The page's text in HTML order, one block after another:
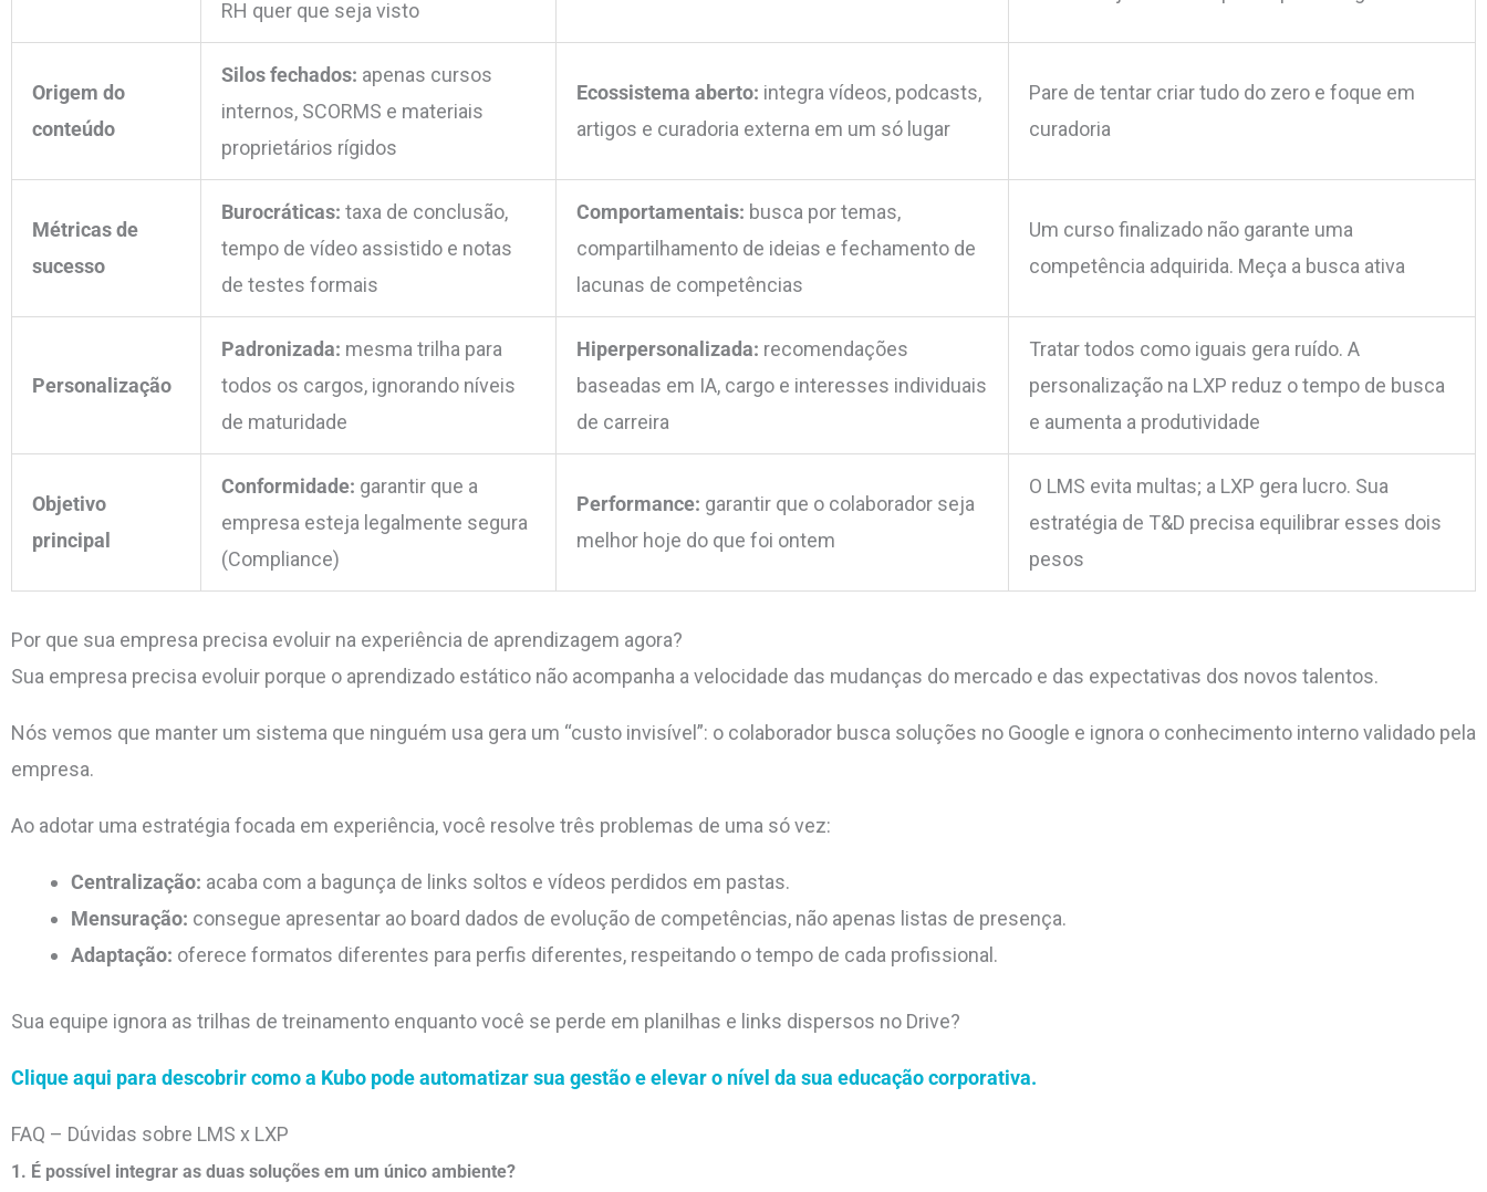
RH quer que seja visto
Origem do
conteúdo
Silos fechados: apenas cursos
internos, SCORMS e materiais
proprietários rígidos
Ecossistema aberto: integra vídeos, podcasts,
artigos e curadoria externa em um só lugar
Pare de tentar criar tudo do zero e foque em
curadoria
Métricas de
sucesso
Burocráticas: taxa de conclusão,
tempo de vídeo assistido e notas
de testes formais
Comportamentais: busca por temas,
compartilhamento de ideias e fechamento de
lacunas de competências
Um curso finalizado não garante uma
competência adquirida. Meça a busca ativa
Personalização
Padronizada: mesma trilha para
todos os cargos, ignorando níveis
de maturidade
Hiperpersonalizada: recomendações
baseadas em IA, cargo e interesses individuais
de carreira
Tratar todos como iguais gera ruído. A
personalização na LXP reduz o tempo de busca
e aumenta a produtividade
Objetivo
principal
Conformidade: garantir que a
empresa esteja legalmente segura
(Compliance)
Performance: garantir que o colaborador seja
melhor hoje do que foi ontem
O LMS evita multas; a LXP gera lucro. Sua
estratégia de T&D precisa equilibrar esses dois
pesos
Por que sua empresa precisa evoluir na experiência de aprendizagem agora?
Sua empresa precisa evoluir porque o aprendizado estático não acompanha a velocidade das mudanças do mercado e das expectativas dos novos talentos.
Nós vemos que manter um sistema que ninguém usa gera um “custo invisível”: o colaborador busca soluções no Google e ignora o conhecimento interno validado pela
empresa.
Ao adotar uma estratégia focada em experiência, você resolve três problemas de uma só vez:
Centralização: acaba com a bagunça de links soltos e vídeos perdidos em pastas.
Mensuração: consegue apresentar ao board dados de evolução de competências, não apenas listas de presença.
Adaptação: oferece formatos diferentes para perfis diferentes, respeitando o tempo de cada profissional.
Sua equipe ignora as trilhas de treinamento enquanto você se perde em planilhas e links dispersos no Drive?
Clique aqui para descobrir como a Kubo pode automatizar sua gestão e elevar o nível da sua educação corporativa.
FAQ – Dúvidas sobre LMS x LXP
1. É possível integrar as duas soluções em um único ambiente?